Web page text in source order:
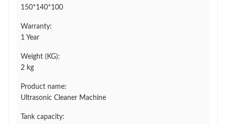
150*140*100
Warranty:
1 Year
Weight (KG):
2 kg
Product name:
Ultrasonic Cleaner Machine
Tank capacity: